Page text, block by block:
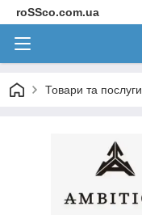
roSSco.com.ua
Товари та послуги